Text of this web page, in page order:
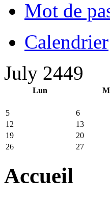
Mot de
Calendrier
July 2449
Lun
5
6
12
13
19
20
26
27
Accueil